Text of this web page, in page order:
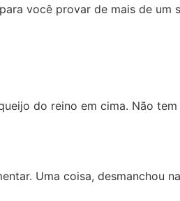
você provar de mais de um
do reino em cima. Não
Uma coisa, desmanchou